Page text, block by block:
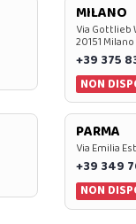
MILANO
Via Gottlieb
20151 Milano
+39 375
NON
PARMA
Via Emilia
+39 349
NON